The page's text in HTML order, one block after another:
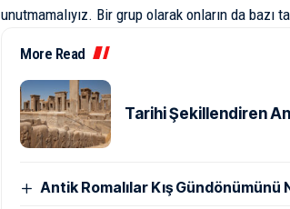
unutmamalıyız. Bir grup olarak onların da bazı
More Read
Tarihi Şekillendiren
Antik Romalılar Kış Gündönümünü